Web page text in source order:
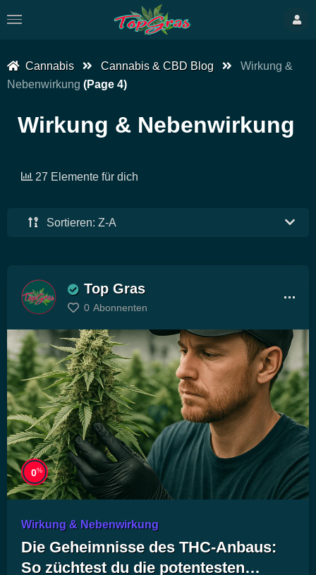
Cannabis Cannabis & CBD Blog
Wirkung &
Nebenwirkung (Page 4)
Wirkung & Nebenwirkung
Sortieren: Z-A
27 Elemente für dich
Top Gras
0 Abonnenten
0%
Wirkung & Nebenwirkung
Die Geheimnisse des THC-Anbaus:
So züchtest du die potentesten